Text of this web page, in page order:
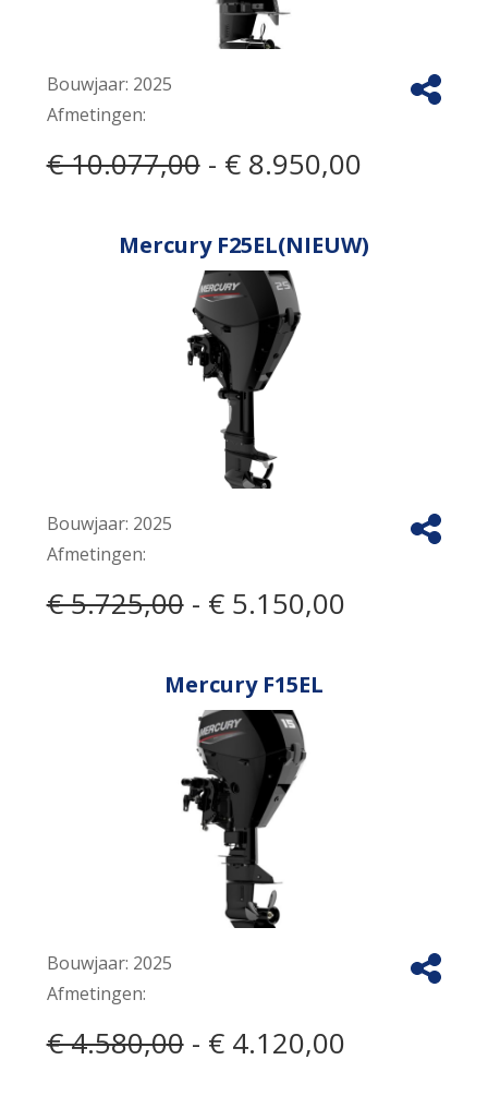
Bouwjaar: 2025
Afmetingen:
€ 10.077,00- € 8.950,00
Mercury F25EL(NIEUW)
Bouwjaar: 2025
Afmetingen:
€ 5.725,00- € 5.150,00
Mercury F15EL
Bouwjaar: 2025
Afmetingen:
€ 4.580,00- € 4.120,00